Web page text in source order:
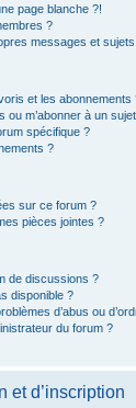
page blanche ?!
?
messages et
et les abonnements
m’abonner à un
spécifique ?
?
sur ce forum ?
pièces jointes ?
de discussions ?
disponible ?
d’abus ou
du forum ?
et d’inscription